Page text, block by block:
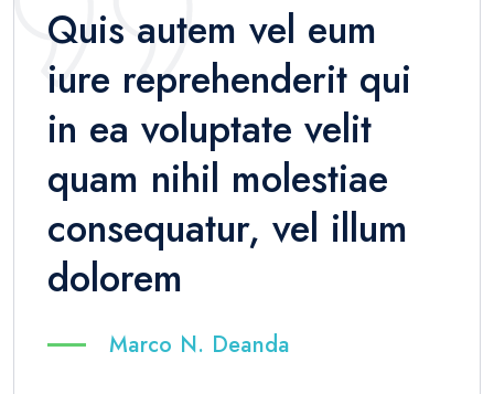
Quis autem vel eum
iure reprehenderit qui
in ea voluptate velit
quam nihil molestiae
consequatur, vel illum
dolorem
Marco N. Deanda